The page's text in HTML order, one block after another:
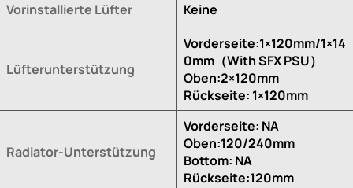
Vorinstallierte Lüfter Keine
Lüfterunterstützung
Vorderseite:1×120mm/1×14
0mm（With SFX PSU）
Oben:2×120mm
Rückseite: 1×120mm
Radiator-Unterstützung
Vorderseite: NA
Oben:120/240mm
Bottom: NA
Rückseite:120mm